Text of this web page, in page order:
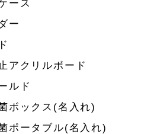
ース
ー
アクリルボード
ルド
ボックス(名入れ)
ポータブル(名入れ)